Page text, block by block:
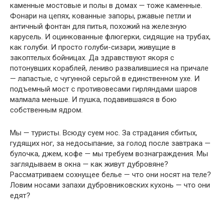
каменные мостовые и полы в домах — тоже каменные.
Фонари на цепях, кованные запоры, ржавые петли и
античный фонтан для питья, похожий на железную
карусель. И оцинкованные флюгерки, сидящие на трубах,
как голуби. И просто голуби-сизари, живущие в
закоптелых бойницах. Да здравствуют якоря с
потонувших кораблей, лениво развалившиеся на причале
— лапастые, с чугунной серьгой в единственном ухе. И
подъемный мост с противовесами гирляндами шаров
малмала меньше. И пушка, подавившаяся в бою
собственным ядром.
Мы — туристы. Всюду суем нос. За страдания сбитых,
гудящих ног, за недосыпание, за голод после завтрака —
булочка, джем, кофе — мы требуем вознаграждения. Мы
заглядываем в окна — как живут дубровяне?
Рассматриваем сохнущее белье — что они носят на теле?
Ловим носами запахи дубровниковских кухонь — что они
едят?